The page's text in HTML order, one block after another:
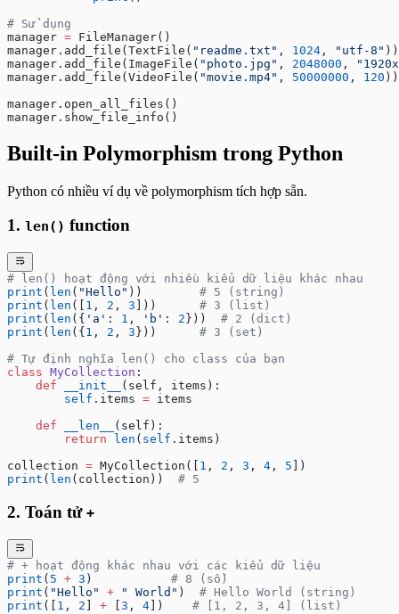
# Sử dụng
manager = FileManager()
manager.add_file(TextFile( "readme.txt" , 1024 , "utf-8" ))
manager.add_file(ImageFile( "photo.jpg" , 2048000 ,
manager.add_file(VideoFile( "movie.mp4" , 50000000 , 120 ))
manager.open_all_files()
manager.show_file_info()
Built-in Polymorphism trong Python
Python có nhiều ví dụ về polymorphism tích hợp sẵn.
1. len() function
# len() hoạt động với nhiều kiểu dữ liệu khác nhau
print ( len ( "Hello" )) # 5 (string)
print ( len ([ 1 , 2 , 3 ])) # 3 (list)
print ( len ({ 'a' : 1 , 'b' : 2 })) # 2 (dict)
print ( len ({ 1 , 2 , 3 })) # 3 (set)
# Tự định nghĩa len() cho class của bạn
class MyCollection :
    def
__init__
(self, items):
        self
.items = items
    def
__len__
(self):
        return
len ( self .items)
collection = MyCollection([ 1 , 2 , 3 , 4 , 5 ])
print ( len (collection)) # 5
2. Toán tử +
# + hoạt động khác nhau với các kiểu dữ liệu
print ( 5 + 3 ) # 8 (số)
print ( "Hello" + " World" ) # Hello World (string)
print ([ 1 , 2 + 3 , 4 ]) # [1, 2, 3, 4] (list)